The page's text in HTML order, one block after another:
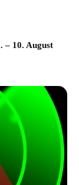
– 10. August